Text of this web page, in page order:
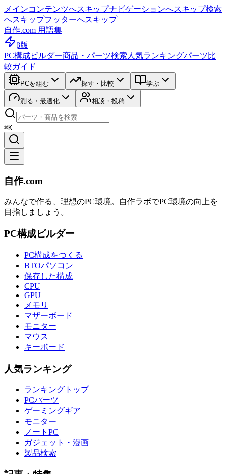
メインコンテンツへスキップナビゲーションへスキップ検索
へスキップフッターへスキップ
自作.com 用語集
β版
PC構成ビルダー商品・パーツ検索 人気ランキングパーツ比
較ガイド
PCを組む 探す・比較 学ぶ
測る・最適化 相談・投稿
⌘K
自作.com
みんなで作る、理想のPC環境。 自作ラボでPC環境の向上を
目指しましょう。
PC構成ビルダー
PC構成をつくる
BTOパソコン
保存した構成
CPU
GPU
メモリ
マザーボード
モニター
マウス
キーボード
人気ランキング
ランキングトップ
PCパーツ
ゲーミングギア
モニター
ノートPC
ガジェット・漫画
製品検索